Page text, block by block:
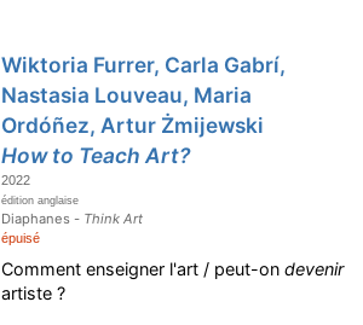
Wiktoria Furrer, Carla Gabrí,
Nastasia Louveau, Maria
Ordóñez, Artur Żmijewski
How to Teach Art?
2022
édition anglaise
Diaphanes - Think Art
épuisé
Comment enseigner l'art / peut-ondevenir
artiste ?